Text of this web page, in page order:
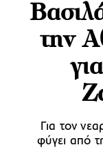
την
Για τον
φύγει από